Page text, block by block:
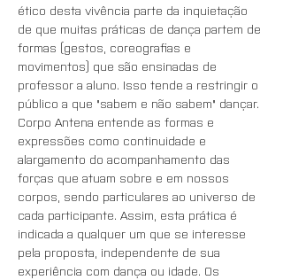
ético desta vivência parte da inquietação
de que muitas práticas de dança partem de
formas (gestos, coreografias e
movimentos) que são ensinadas de
professor a aluno. Isso tende a restringir o
público a que "sabem e não sabem" dançar.
Corpo Antena entende as formas e
expressões como continuidade e
alargamento do acompanhamento das
forças que atuam sobre e em nossos
corpos, sendo particulares ao universo de
cada participante. Assim, esta prática é
indicada a qualquer um que se interesse
pela proposta, independente de sua
experiência com dança ou idade. Os